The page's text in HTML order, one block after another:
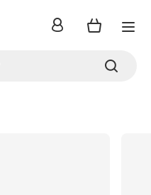
inloggen